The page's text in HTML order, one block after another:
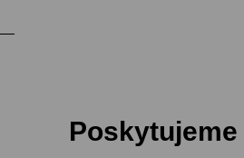
Poskytujeme